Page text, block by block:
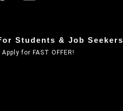
Students & Job Seekers
Apply for FAST OFFER!